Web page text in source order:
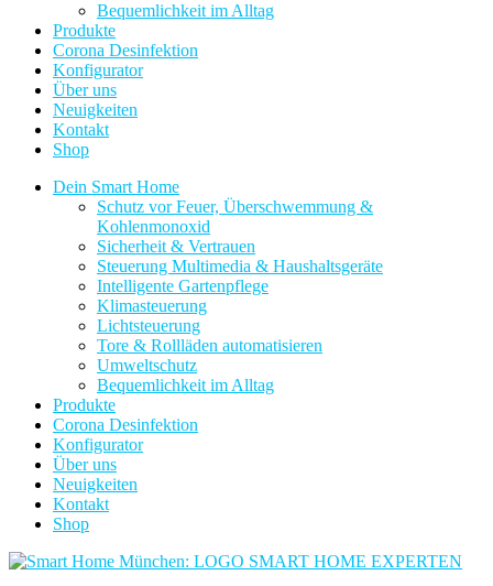
Bequemlichkeit im Alltag
Produkte
Corona Desinfektion
Konfigurator
Über uns
Neuigkeiten
Kontakt
Shop
Dein Smart Home
Schutz vor Feuer, Überschwemmung &
Kohlenmonoxid
Sicherheit & Vertrauen
Steuerung Multimedia & Haushaltsgeräte
Intelligente Gartenpflege
Klimasteuerung
Lichtsteuerung
Tore & Rollläden automatisieren
Umweltschutz
Bequemlichkeit im Alltag
Produkte
Corona Desinfektion
Konfigurator
Über uns
Neuigkeiten
Kontakt
Shop